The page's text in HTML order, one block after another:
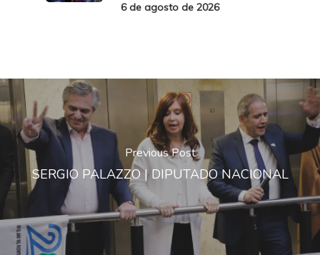
6 de agosto de 2026
Previous Post
SERGIO PALAZZO | DIPUTADO NACIONAL